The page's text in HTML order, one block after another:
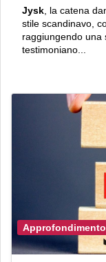
Jysk , la catena
stile scandinavo,
raggiungendo una
testimoniano...
Approfondimento